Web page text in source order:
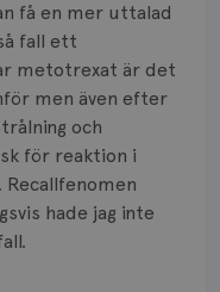
få en mer uttalad
fall ett
metotrexat är det
men även efter
och
för reaktion i
hade jag inte